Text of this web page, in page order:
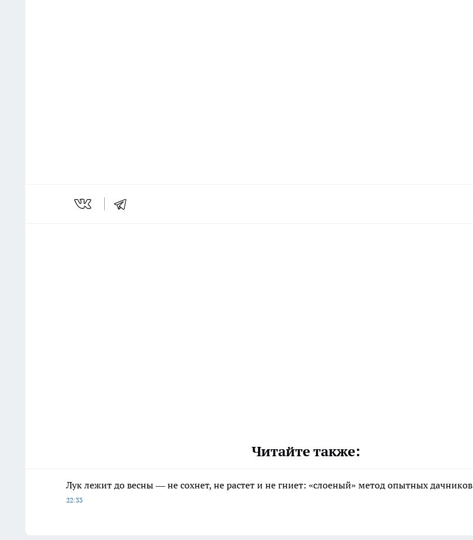
Читайте также:
Лук лежит до весны — не сохнет, не растет и не гниет: «слоеный» метод опытных дачников
22:33